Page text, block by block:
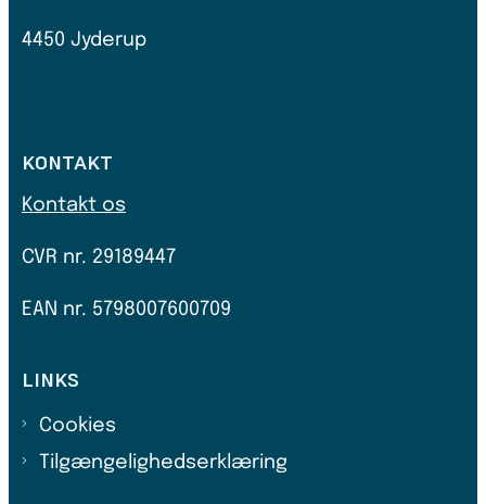
4450 Jyderup
KONTAKT
Kontakt os
CVR nr. 29189447
EAN nr. 5798007600709
LINKS
Cookies
Tilgængelighedserklæring